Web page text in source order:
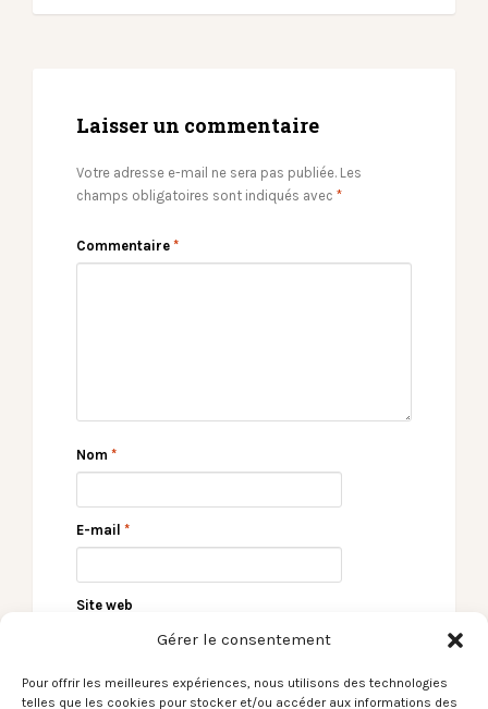
Gérer le consentement
Pour offrir les meilleures expériences, nous utilisons des technologies
telles que les cookies pour stocker et/ou accéder aux informations des
Laisser un commentaire
Votre adresse e-mail ne sera pas publiée. Les
champs obligatoires sont indiqués avec *
Commentaire *
Nom *
E-mail *
Site web